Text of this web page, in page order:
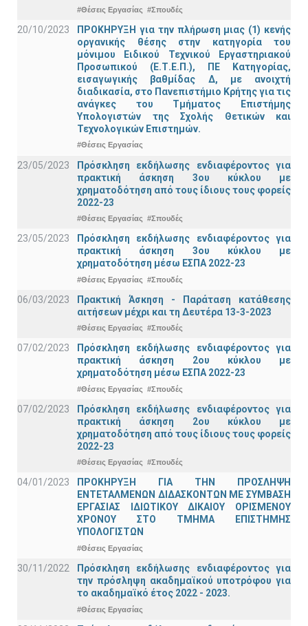
#Θέσεις Εργασίας #Σπουδές
20/10/2023
ΠΡΟΚΗΡΥΞΗ για την πλήρωση μιας (1) κενής
οργανικής θέσης στην κατηγορία του
μόνιμου Ειδικού Τεχνικού Εργαστηριακού
Προσωπικού (Ε.Τ.Ε.Π.), ΠΕ Κατηγορίας,
εισαγωγικής βαθμίδας Δ, με ανοιχτή
διαδικασία, στο Πανεπιστήμιο Κρήτης για τις
ανάγκες του Τμήματος Επιστήμης
Υπολογιστών της Σχολής Θετικών και
Τεχνολογικών Επιστημών.
#Θέσεις Εργασίας
23/05/2023
Πρόσκληση εκδήλωσης ενδιαφέροντος για
πρακτική άσκηση 3ου κύκλου με
χρηματοδότηση από τους ίδιους τους φορείς
2022-23
#Θέσεις Εργασίας #Σπουδές
23/05/2023
Πρόσκληση εκδήλωσης ενδιαφέροντος για
πρακτική άσκηση 3ου κύκλου με
χρηματοδότηση μέσω ΕΣΠΑ 2022-23
#Θέσεις Εργασίας #Σπουδές
06/03/2023
Πρακτική Άσκηση - Παράταση κατάθεσης
αιτήσεων μέχρι και τη Δευτέρα 13-3-2023
#Θέσεις Εργασίας #Σπουδές
07/02/2023
Πρόσκληση εκδήλωσης ενδιαφέροντος για
πρακτική άσκηση 2ου κύκλου με
χρηματοδότηση μέσω ΕΣΠΑ 2022-23
#Θέσεις Εργασίας #Σπουδές
07/02/2023
Πρόσκληση εκδήλωσης ενδιαφέροντος για
πρακτική άσκηση 2ου κύκλου με
χρηματοδότηση από τους ίδιους τους φορείς
2022-23
#Θέσεις Εργασίας #Σπουδές
04/01/2023
ΠΡΟΚΗΡΥΞΗ ΓΙΑ ΤΗΝ ΠΡΟΣΛΗΨΗ
ΕΝΤΕΤΑΛΜΕΝΩΝ ΔΙΔΑΣΚΟΝΤΩΝ ΜΕ ΣΥΜΒΑΣΗ
ΕΡΓΑΣΙΑΣ ΙΔΙΩΤΙΚΟΥ ΔΙΚΑΙΟΥ ΟΡΙΣΜΕΝΟΥ
ΧΡΟΝΟΥ ΣΤΟ ΤΜΗΜΑ ΕΠΙΣΤΗΜΗΣ
ΥΠΟΛΟΓΙΣΤΩΝ
#Θέσεις Εργασίας
30/11/2022
Πρόσκληση εκδήλωσης ενδιαφέροντος για
την πρόσληψη ακαδημαϊκoύ υποτρόφου για
το ακαδημαϊκό έτος 2022 - 2023.
#Θέσεις Εργασίας